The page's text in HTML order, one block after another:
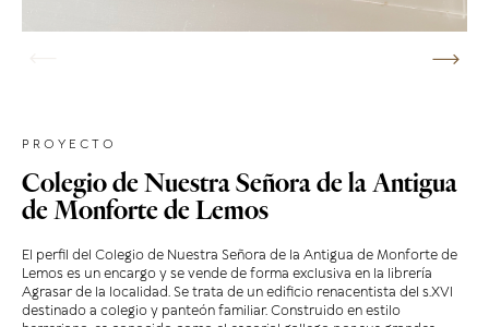
PROYECTO
Colegio de Nuestra Señora de la Antigua
de Monforte de Lemos
El perfil del Colegio de Nuestra Señora de la Antigua de Monforte de
Lemos es un encargo y se vende de forma exclusiva en la librería
Agrasar de la localidad. Se trata de un edificio renacentista del s.XVI
destinado a colegio y panteón familiar. Construido en estilo